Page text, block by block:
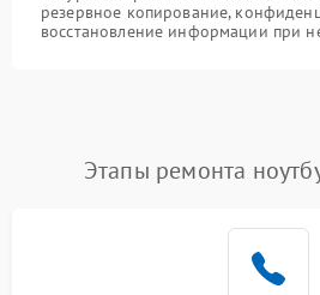
резервное копирование,
восстановление информации при
Этапы ремонта